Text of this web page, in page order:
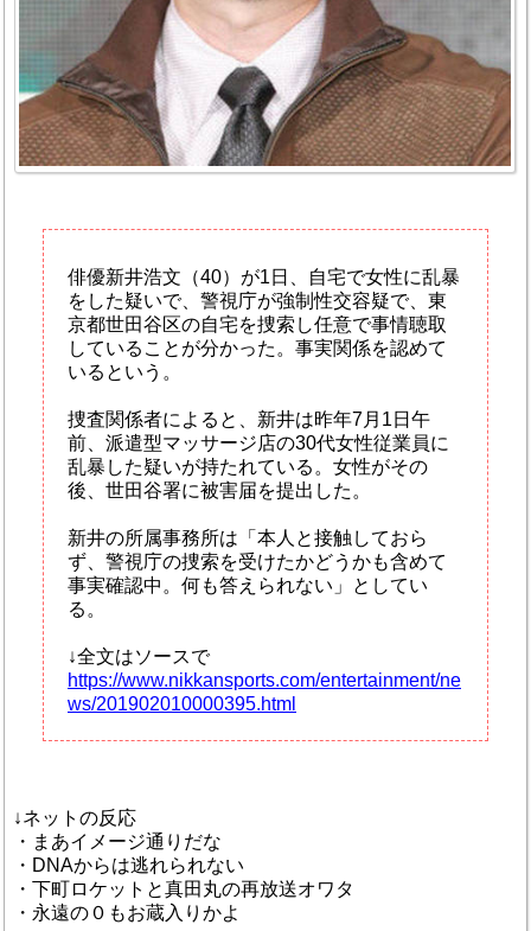
俳優新井浩文（40）が1日、自宅で女性に乱暴
をした疑いで、警視庁が強制性交容疑で、東
京都世田谷区の自宅を捜索し任意で事情聴取
していることが分かった。事実関係を認めて
いるという。
捜査関係者によると、新井は昨年7月1日午
前、派遣型マッサージ店の30代女性従業員に
乱暴した疑いが持たれている。女性がその
後、世田谷署に被害届を提出した。
新井の所属事務所は「本人と接触しておら
ず、警視庁の捜索を受けたかどうかも含めて
事実確認中。何も答えられない」としてい
る。
↓全文はソースで
https://www.nikkansports.com/entertainment/ne
ws/201902010000395.html
↓ネットの反応
・まあイメージ通りだな
・DNAからは逃れられない
・下町ロケットと真田丸の再放送オワタ
・永遠の０もお蔵入りかよ